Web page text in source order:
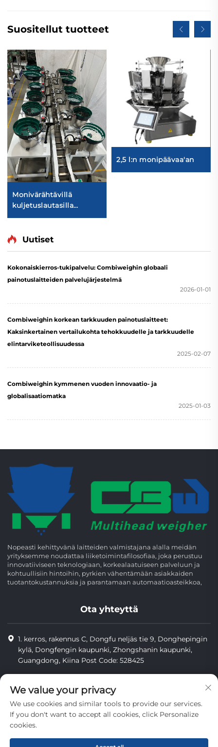
Suositellut tuotteet
Monivärähtävillä
kuljetuslautasilla
varustettu
2,5 l:n monipäävaa'an
Uutiset
Kokonaiskierros-tukipalvelu: Combiweighin globaali
painotuslaitteiden palvelujärjestelmä
2026-01-01
Combiweighin korkean tarkkuuden painotuslaitteet:
Kaksinkertainen vertailukohta tehokkuudelle ja tarkkuudelle
elintarviketeollisuudessa
2025-02-07
Combiweighin kymmenen vuoden innovaatio- ja
globalisaatiomatka
2025-01-03
Nopeasti kehittyvänä laitteiden valmistajana alalla meidän
yrityksemme noudattaa liiketoimintafilosofiaa, joka perustuu
innovatiiviseen teknologiaan, korkealaatuiseen palveluun ja
kohtuullisiin hintoihin, pyrkien vähentämään asiakkaiden
tuotantokustannuksia ja parantamaan automaatioasteikkoa,
Ota yhteyttä
1. kerros, rakennus C, Dongfu neljäs tie 9, Donghepingin
kylä, Dongfengin kaupunki, Zhongshanin kaupunki,
Guangdong, Kiina Post Code: 528425
[email protected]
We value your privacy
We use cookies and similar tools to provide our services.
If you don't want to accept all cookies, click Personalize
cookies.